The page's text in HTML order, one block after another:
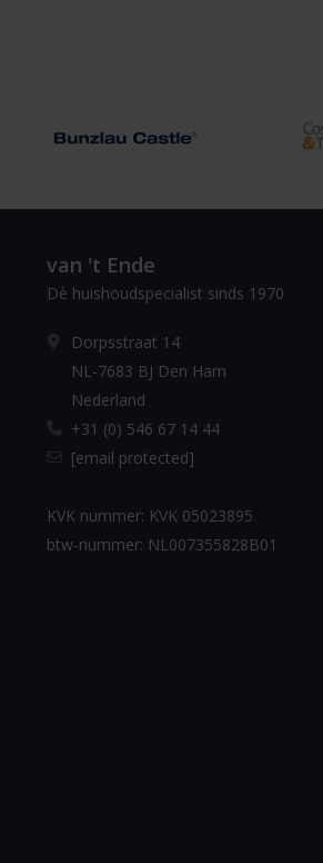
van 't Ende
Dè huishoudspecialist sinds 1970
Dorpsstraat 14
NL-7683 BJ Den Ham
Nederland
+31 (0) 546 67 14 44
[email protected]
KVK nummer: KVK 05023895
btw-nummer: NL007355828B01